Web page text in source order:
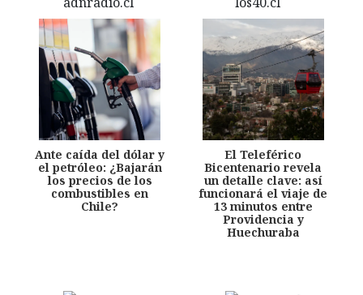
Ante caída del dólar y
el petróleo: ¿Bajarán
los precios de los
combustibles en
Chile?
El Teleférico
Bicentenario revela
un detalle clave: así
funcionará el viaje de
13 minutos entre
Providencia y
Huechuraba